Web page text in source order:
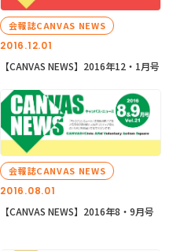
2016.12.01
会報誌CANVAS NEWS
【CANVAS NEWS】2016年12・1月号
2016.08.01
会報誌CANVAS NEWS
【CANVAS NEWS】2016年8・9月号